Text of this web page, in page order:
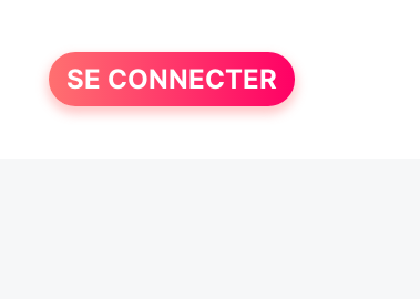
SE CONNECTER